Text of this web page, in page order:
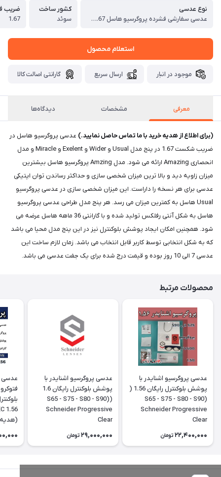
نوع عدسی
عدسی سفارشی فشرده پروگرسیو هاسل 1.67 HASSEL Progressive Silvertech
کشور ساخت
سوئد
ضریب
1.67
استعلام محصول
موجود در انبار ارسال سریع گارانتی اصالت کالا
معرفی مشخصات دیدگاه‌ها
(برای اطلاع از هدیه خرید با ما تماس حاصل نمایید.) عدسی پروگرسیو هاسل در
ضریب شکست 1.67 در پنج مدل Usual و Wider و Exelent و Miracle و مدل
انحصاری Amazing ارائه می شود. مدل Amzing پروگرسیو هاسل بیشترین
میزان زاویه دید و بالا ترین میزان شخصی سازی و حداکثر رساندن توان اپتیکی
عدسی برای هر نسخه را داراست. این میزان شخصی سازی در عدسی پروگرسیو
Usual هاسل به کمترین میزان می رسد. هر پنج مدل طراحی عدسی پروگرسیو
هاسل به شکل آنتی رفلکس تولید شده و با گارانتی 36 ماهه هاسل عرضه می
شود. همچنین امکان ایجاد پوشش بلوکنترل نیز در این پنج مدل محیا می باشد
که به شکل انتخابی توسط کاربر قابل انتخاب می باشد. زمان لازم ساخت این
عدسی 7 الی 10 روز بوده و قیمت درج شده برای یک جفت عدسی می باشد.
محصولات مرتبط
عدسی پروگرسیو اشنایدر با
پوشش بلوکنترل رایگان 1.56 (
S65 - S75 - S80 - S90)
Schneider Progressive
Clear
22,400,000 تومان
عدسی پروگرسیو اشنایدر با
پوشش بلوکنترل رایگان 1.6
(S65 - S75 - S80 - S90)
Schneider Progressive
Clear
29,000,000 تومان
عدسی